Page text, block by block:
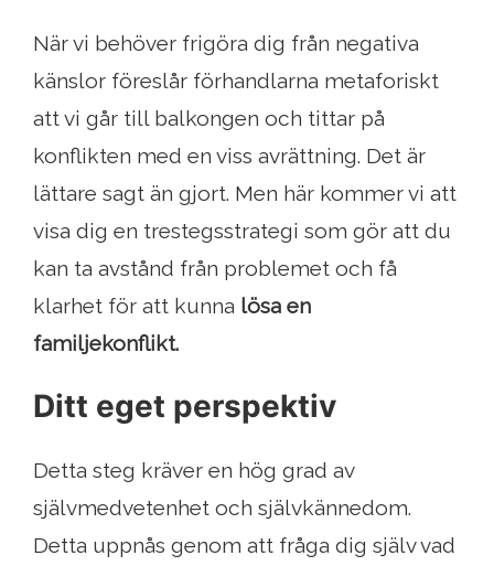
När vi behöver frigöra dig från negativa
känslor föreslår förhandlarna metaforiskt
att vi går till balkongen och tittar på
konflikten med en viss avrättning. Det är
lättare sagt än gjort. Men här kommer vi att
visa dig en trestegsstrategi som gör att du
kan ta avstånd från problemet och få
klarhet för att kunna lösa en
familjekonflikt.
Ditt eget perspektiv
Detta steg kräver en hög grad av
självmedvetenhet och självkännedom.
Detta uppnås genom att fråga dig själv vad